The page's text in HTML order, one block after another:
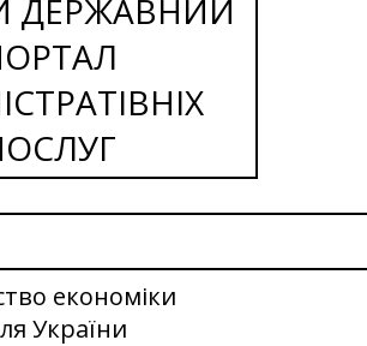
ДЕРЖАВНИЙ
економіки
України